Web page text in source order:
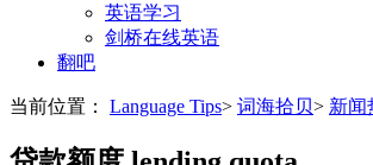
英语学习
剑桥在线英语
翻吧
当前位置： Language Tips> 词海拾贝> 新闻